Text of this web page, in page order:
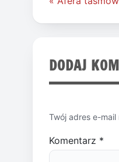
DODAJ
Twój adres e-
Komentarz *